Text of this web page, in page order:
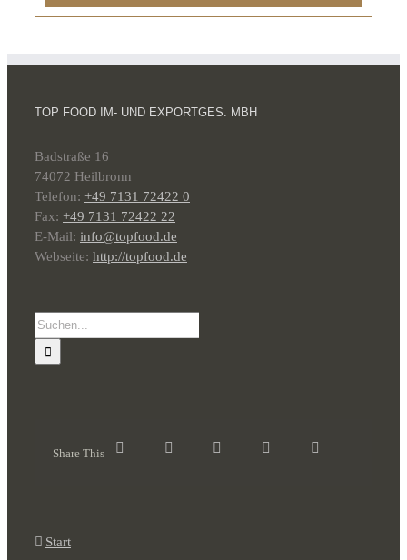
TOP FOOD IM- UND EXPORTGES. MBH
Badstraße 16
74072 Heilbronn
Telefon: +49 7131 72422 0
Fax: +49 7131 72422 22
E-Mail: info@topfood.de
Webseite: http://topfood.de
Suche
nach:
Share This
Start